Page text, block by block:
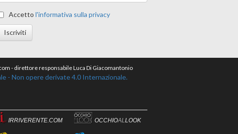
Accettol'informativa sulla privacy
Iscriviti
- direttore responsabile Luca Di Giacomantonio
- Non opere derivate 4.0 Internazionale.
IRRIVERENTE.COM OCCHIOALLOOK